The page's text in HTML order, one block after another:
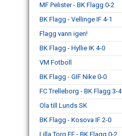
MF Pelister - BK Flagg 0-2
BK Flagg - Vellinge IF 4-1
Flagg vann igen!
BK Flagg - Hyllie IK 4-0
VM Fotboll
BK Flagg - GIF Nike 0-0
FC Trelleborg - BK Flagg 3-4
Ola till Lunds SK
BK Flagg - Kosova IF 2-0
Lilla Torg FF - BK Flagg 0-2